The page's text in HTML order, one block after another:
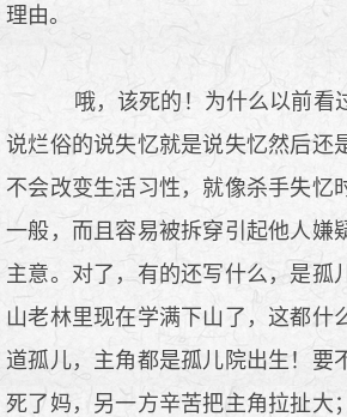
理由。
哦，该死的！为什么以前看
说烂俗的说失忆就是说失忆然后还
不会改变生活习性，就像杀手失忆
一般，而且容易被拆穿引起他人嫌
主意。对了，有的还写什么，是孤
山老林里现在学满下山了，这都什
道孤儿，主角都是孤儿院出生！要
死了妈，另一方辛苦把主角拉扯大